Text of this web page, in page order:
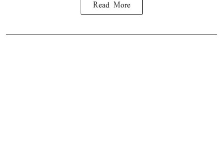
Read More